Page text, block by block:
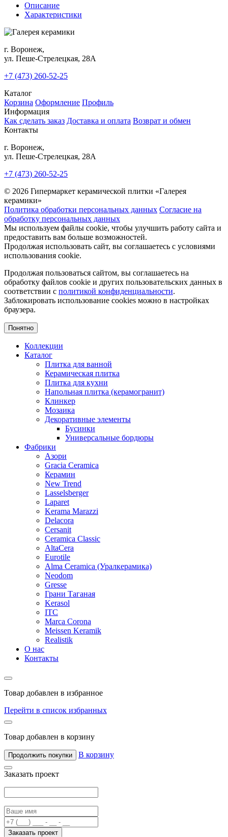
Описание
Характеристики
г. Воронеж,
ул. Пеше-Cтрелецкая, 28А
+7 (473) 260-52-25
Каталог
Корзина Оформление Профиль
Информация
Как сделать заказ Доставка и оплата Возврат и обмен
Контакты
г. Воронеж,
ул. Пеше-Cтрелецкая, 28А
+7 (473) 260-52-25
© 2026 Гипермаркет керамической плитки «Галерея
керамики»
Политика обработки персональных данных Согласие на
обработку персональных данных
Мы используем файлы cookie, чтобы улучшить работу сайта и
предоставить вам больше возможностей.
Продолжая использовать сайт, вы соглашаетесь с условиями
использования cookie.
Продолжая пользоваться сайтом, вы соглашаетесь на
обработку файлов cookie и других пользовательских данных в
соответствии с политикой конфиденциальности.
Заблокировать использование cookies можно в настройках
браузера.
Понятно
Коллекции
Каталог
Плитка для ванной
Керамическая плитка
Плитка для кухни
Напольная плитка (керамогранит)
Клинкер
Мозаика
Декоративные элементы
Бусинки
Универсальные бордюры
Фабрики
Азори
Gracia Ceramica
Керамин
New Trend
Lasselsberger
Laparet
Kerama Marazzi
Delacora
Cersanit
Ceramica Classic
AltaCera
Eurotile
Alma Ceramica (Уралкерамика)
Neodom
Gresse
Грани Таганая
Kerasol
ITC
Marca Corona
Meissen Keramik
Realistik
О нас
Контакты
Товар добавлен в избранное
Перейти в список избранных
Товар добавлен в корзину
Продолжить покупки В корзину
Заказать проект
Заказать проект